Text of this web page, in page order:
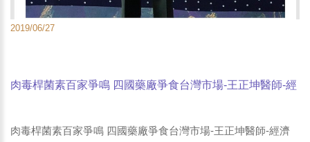
2019/06/27
肉毒桿菌素百家爭鳴 四國藥廠爭食台灣市場-王正坤醫師-經
肉毒桿菌素百家爭鳴 四國藥廠爭食台灣市場-王正坤醫師-經濟